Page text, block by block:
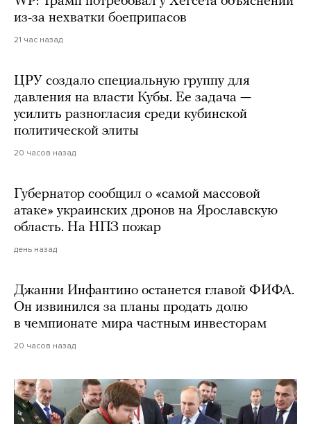
из-за нехватки боеприпасов
21 час назад
ЦРУ создало специальную группу для
давления на власти Кубы. Ее задача —
усилить разногласия среди кубинской
политической элиты
20 часов назад
Губернатор сообщил о «самой массовой
атаке» украинских дронов на Ярославскую
область. На НПЗ пожар
день назад
Джанни Инфантино останется главой ФИФА.
Он извинился за планы продать долю
в чемпионате мира частным инвесторам
20 часов назад